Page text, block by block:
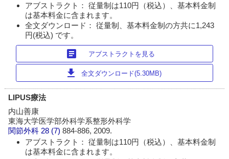
アブストラクト： 従量制は110円（税込）、基本料金制
は基本料金に含まれます。
全文ダウンロード： 従量制、基本料金制の方共に1,243
円(税込) です。
article アブストラクトを見る
download 全文ダウンロード(5.30MB)
LIPUS療法
内山善康
東海大学医学部外科学系整形外科学
関節外科 28 (7)884-886, 2009.
アブストラクト： 従量制は110円（税込）、基本料金制
は基本料金に含まれます。